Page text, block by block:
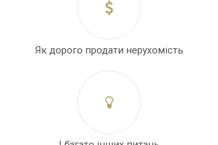
Як дорого продати нерухомість